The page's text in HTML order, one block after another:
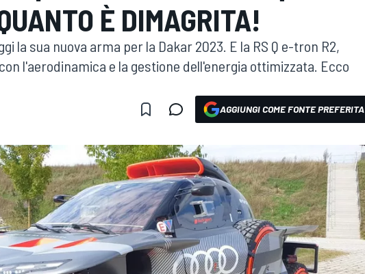
WEC
È DIMAGRITA!
la sua nuova arma per la Dakar 2023. E la RS Q e-tron R2,
l'aerodinamica e la gestione dell'energia ottimizzata. Ecco
AGGIUNGI COME FONTE PREFERITA